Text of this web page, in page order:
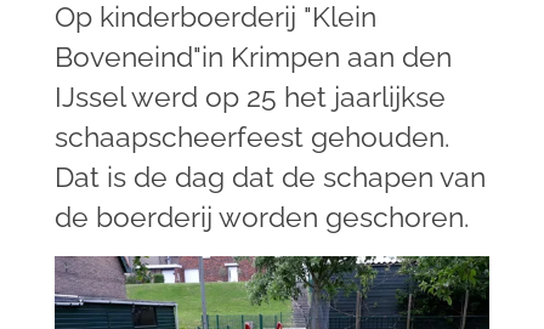
Op kinderboerderij "Klein
Boveneind"in Krimpen aan den
IJssel werd op 25 het jaarlijkse
schaapscheerfeest gehouden.
Dat is de dag dat de schapen van
de boerderij worden geschoren.